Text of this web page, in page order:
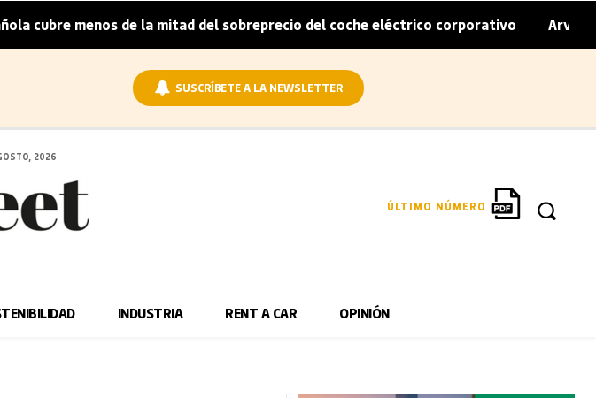
de la mitad del sobreprecio del coche eléctrico corporativo | Arval convierte
SUSCRÍBETE A LA NEWSLETTER
2026
ÚLTIMO NÚMERO
INDUSTRIA RENT A CAR OPINIÓN